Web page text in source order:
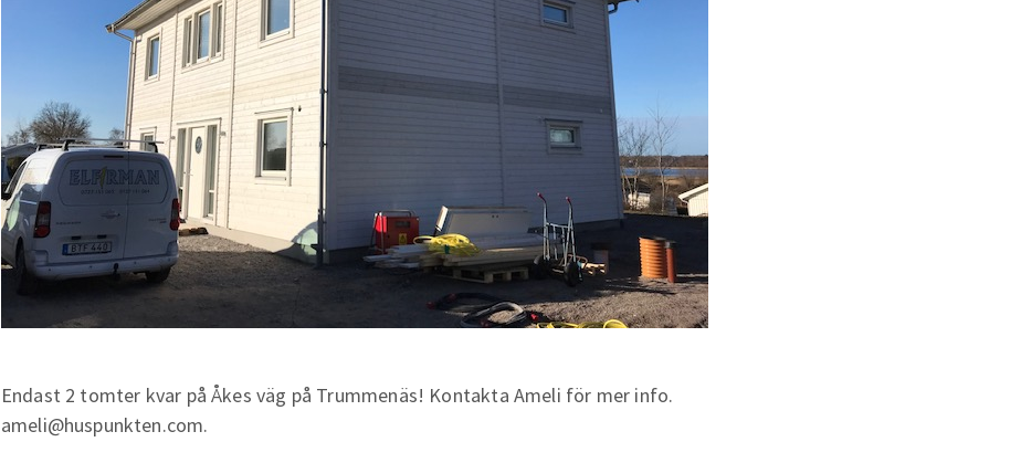
Endast 2 tomter kvar på Åkes väg på Trummenäs! Kontakta Ameli för mer info.
ameli@huspunkten.com.